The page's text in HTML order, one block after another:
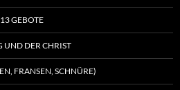
GEBOTE
UND DER CHRIST
FRANSEN, SCHNÜRE)